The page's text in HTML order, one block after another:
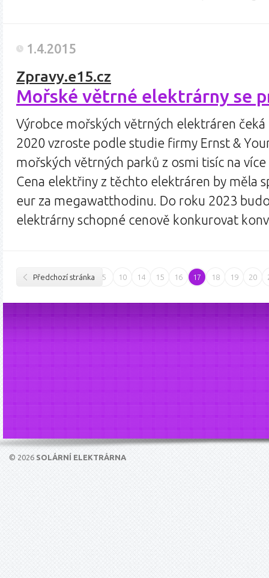
1.4.2015
Zpravy.e15.cz
Mořské větrné elektrárny se
Výrobce mořských větrných elektráren
2020 vzroste podle studie firmy Ernst &
mořských větrných parků z osmi tisíc na
Cena elektřiny z těchto elektráren by měla
eur za megawatthodinu. Do roku 2023
elektrárny schopné cenově konkurovat
Předchozí stránka 5 10 14 15 16 17 18 19 20
© 2026 SOLÁRNÍ ELEKTRÁRNA